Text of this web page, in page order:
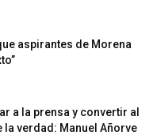
aspirantes de Morena
a la prensa y convertir al
verdad: Manuel Añorve